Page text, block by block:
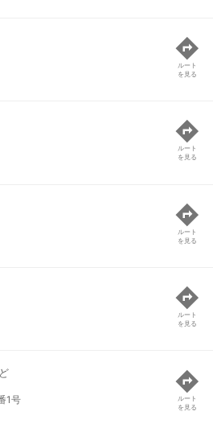
ルート
を見る
ルート
を見る
ルート
を見る
ルート
を見る
1号
ルート
を見る